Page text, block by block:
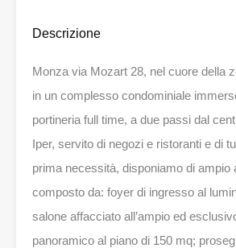
Descrizione
Monza via Mozart 28, nel cuore della
in un complesso condominiale
portineria full time, a due passi dal
Iper, servito di negozi e ristoranti e di
prima necessità, disponiamo di ampio
composto da: foyer di ingresso al
salone affacciato all’ampio ed
panoramico al piano di 150 mq;